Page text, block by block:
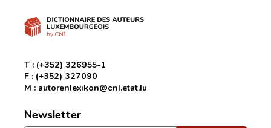
T : (+352) 326955-1
F : (+352) 327090
M : autorenlexikon@cnl.etat.lu
Newsletter